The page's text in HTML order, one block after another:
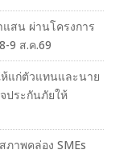
สน ผ่านโครงการ
9 ส.ค.69
ห้แก่ตัวแทนและนาย
ประกันภัยให้
ภาพคล่อง SMEs